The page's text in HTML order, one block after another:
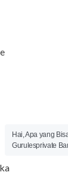
Hai, Apa yang
Gurulesprivate